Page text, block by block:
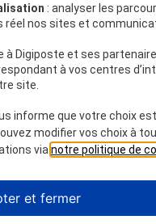
: analyser les
réel nos sites et
à Digiposte et ses
à vos centres
site.
informe que votre choix est
modifier vos choix à
via notre politique de
et fermer